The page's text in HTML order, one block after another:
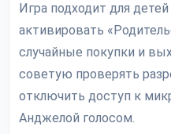
Игра подходит для
активировать
случайные покупки и
советую проверять
отключить доступ к
Анджелой голосом.